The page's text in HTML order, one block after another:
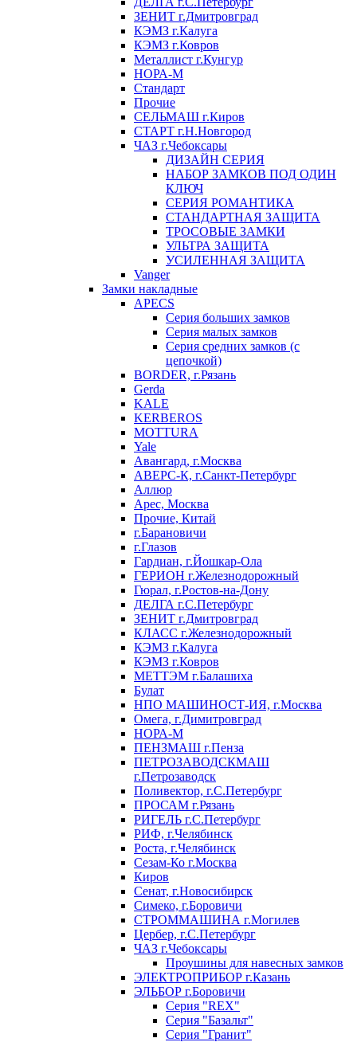
ЗЕНИТ г.Дмитровград
КЭМЗ г.Калуга
КЭМЗ г.Ковров
Металлист г.Кунгур
НОРА-М
Стандарт
Прочие
СЕЛЬМАШ г.Киров
СТАРТ г.Н.Новгород
ЧАЗ г.Чебоксары
ДИЗАЙН СЕРИЯ
НАБОР ЗАМКОВ ПОД ОДИН
КЛЮЧ
СЕРИЯ РОМАНТИКА
СТАНДАРТНАЯ ЗАЩИТА
ТРОСОВЫЕ ЗАМКИ
УЛЬТРА ЗАЩИТА
УСИЛЕННАЯ ЗАЩИТА
Vanger
Замки накладные
APECS
Серия больших замков
Серия малых замков
Серия средних замков (с
цепочкой)
BORDER, г.Рязань
Gerda
KALE
KERBEROS
MOTTURA
Yale
Авангард, г.Москва
АВЕРС-К, г.Санкт-Петербург
Аллюр
Арес, Москва
Прочие, Китай
г.Барановичи
г.Глазов
Гардиан, г.Йошкар-Ола
ГЕРИОН г.Железнодорожный
Гюрал, г.Ростов-на-Дону
ДЕЛГА г.С.Петербург
ЗЕНИТ г.Дмитровград
КЛАСС г.Железнодорожный
КЭМЗ г.Калуга
КЭМЗ г.Ковров
МЕТТЭМ г.Балашиха
Булат
НПО МАШИНОСТ-ИЯ, г.Москва
Омега, г.Димитровград
НОРА-М
ПЕНЗМАШ г.Пенза
ПЕТРОЗАВОДСКМАШ
г.Петрозаводск
Поливектор, г.С.Петербург
ПРОСАМ г.Рязань
РИГЕЛЬ г.С.Петербург
РИФ, г.Челябинск
Роста, г.Челябинск
Сезам-Ко г.Москва
Киров
Сенат, г.Новосибирск
Симеко, г.Боровичи
СТРОММАШИНА г.Могилев
Цербер, г.С.Петербург
ЧАЗ г.Чебоксары
Проушины для навесных замков
ЭЛЕКТРОПРИБОР г.Казань
ЭЛЬБОР г.Боровичи
Серия "REX"
Серия "Базальт"
Серия "Гранит"